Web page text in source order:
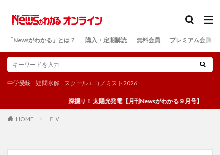
「Newsがわかる」とは？ 購入・定期購読 無料会員 プレミアム会員
中学受験 疑問氷解 スクールエコノミスト2026
深掘り！ 太陽光発電【月刊Newsがわかる９月号】
HOME ＥＶ
検索